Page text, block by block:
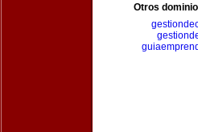
Otros